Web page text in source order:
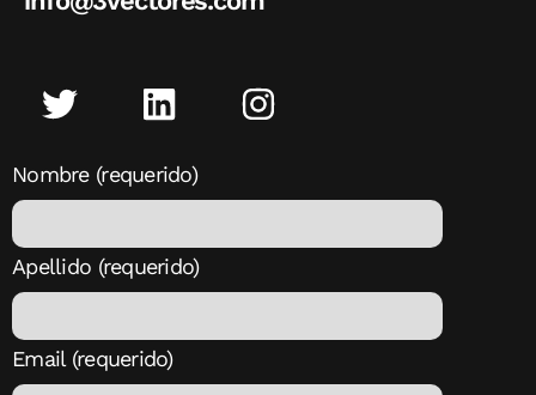
Nombre (requerido)
Apellido (requerido)
Email (requerido)